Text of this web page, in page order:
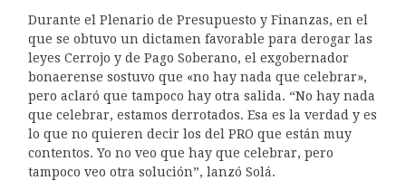
Durante el Plenario de Presupuesto y Finanzas, en el
que se obtuvo un dictamen favorable para derogar las
leyes Cerrojo y de Pago Soberano, el exgobernador
bonaerense sostuvo que «no hay nada que celebrar»,
pero aclaró que tampoco hay otra salida. “No hay nada
que celebrar, estamos derrotados. Esa es la verdad y es
lo que no quieren decir los del PRO que están muy
contentos. Yo no veo que hay que celebrar, pero
tampoco veo otra solución”, lanzó Solá.